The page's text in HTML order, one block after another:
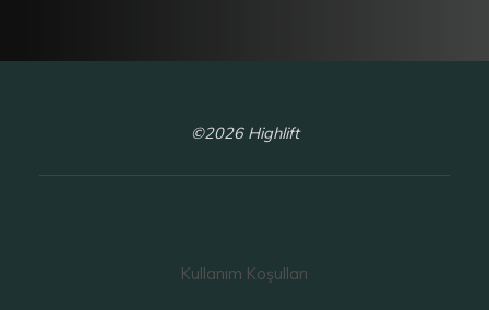
©2026 Highlift
Kullanım Koşulları